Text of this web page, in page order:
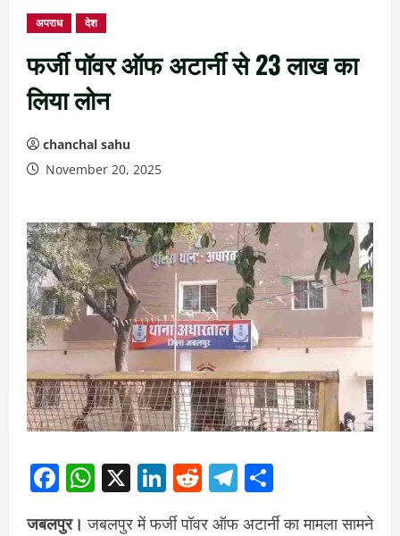
अपराध देश
फर्जी पॉवर ऑफ अटार्नी से 23 लाख का
लिया लोन
chanchal sahu
November 20, 2025
Facebook
WhatsApp
X LinkedIn
RedditTelegram
जबलपुर। जबलपुर में फर्जी पॉवर ऑफ अटार्नी का मामला सामने